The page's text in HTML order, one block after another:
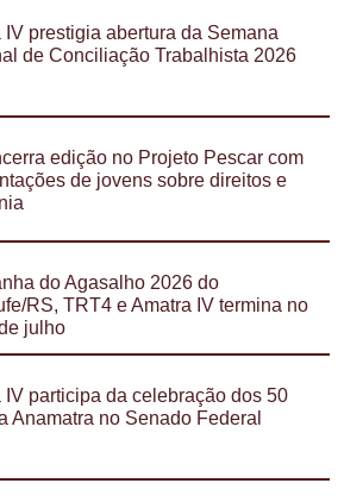
IV prestigia abertura da Semana
de Conciliação Trabalhista 2026
edição no Projeto Pescar com
de jovens sobre direitos e
do Agasalho 2026 do
RS, TRT4 e Amatra IV termina no
julho
IV participa da celebração dos 50
Anamatra no Senado Federal